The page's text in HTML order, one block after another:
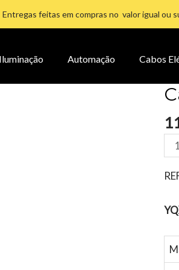
Entregas feitas em compras no valor igual ou
Iluminação Automação Cabos
3